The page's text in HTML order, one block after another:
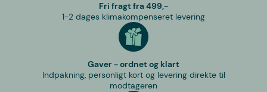
Fri fragt fra 499,-
1-2 dages klimakompenseret levering
Gaver - ordnet og klart
Indpakning, personligt kort og levering direkte til
modtageren